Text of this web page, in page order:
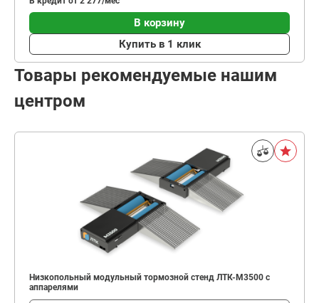
В корзину
Купить в 1 клик
Товары рекомендуемые нашим
центром
Низкопольный модульный тормозной стенд ЛТК-М3500 с
аппарелями